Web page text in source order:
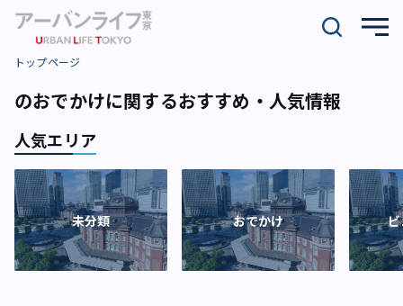
トップページ
のおでかけに関するおすすめ・人気情報
人気エリア
未分類 おでかけ